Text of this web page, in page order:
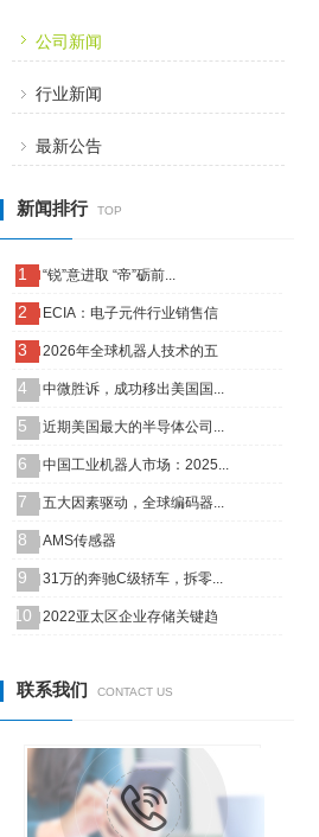
公司新闻
行业新闻
最新公告
新闻排行 TOP
1 “锐”意进取 “帝”砺前...
2 ECIA：电子元件行业销售信
3 2026年全球机器人技术的五
4 中微胜诉，成功移出美国国...
5 近期美国最大的半导体公司...
6 中国工业机器人市场：2025...
7 五大因素驱动，全球编码器...
8 AMS传感器
9 31万的奔驰C级轿车，拆零...
10 2022亚太区企业存储关键趋
联系我们 CONTACT US